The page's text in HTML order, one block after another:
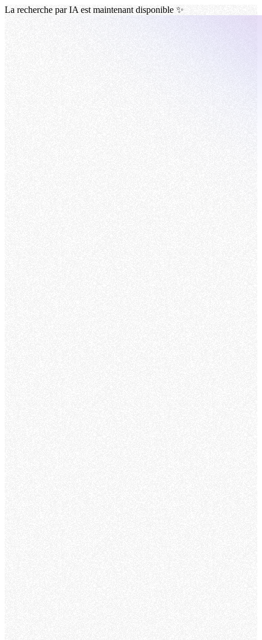
La recherche par IA est maintenant disponible ✨